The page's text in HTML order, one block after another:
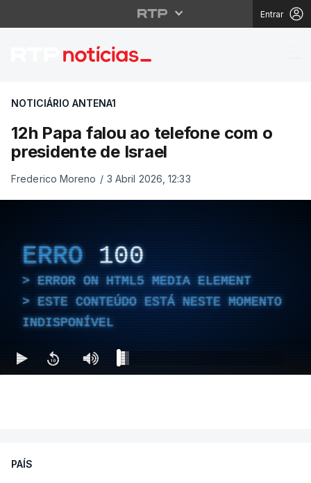
Entrar
12h Papa falou ao
NOTICIÁRIO ANTENA1
12h Papa falou ao telefone com o
presidente de Israel
Frederico Moreno / 3 Abril 2026, 12:33
ERRO 100
ERROR ON HTML5 MEDIA ELEMENT
ESTE CONTEÚDO ESTÁ NESTE MOMENTO
INDISPONÍVEL
PAÍS